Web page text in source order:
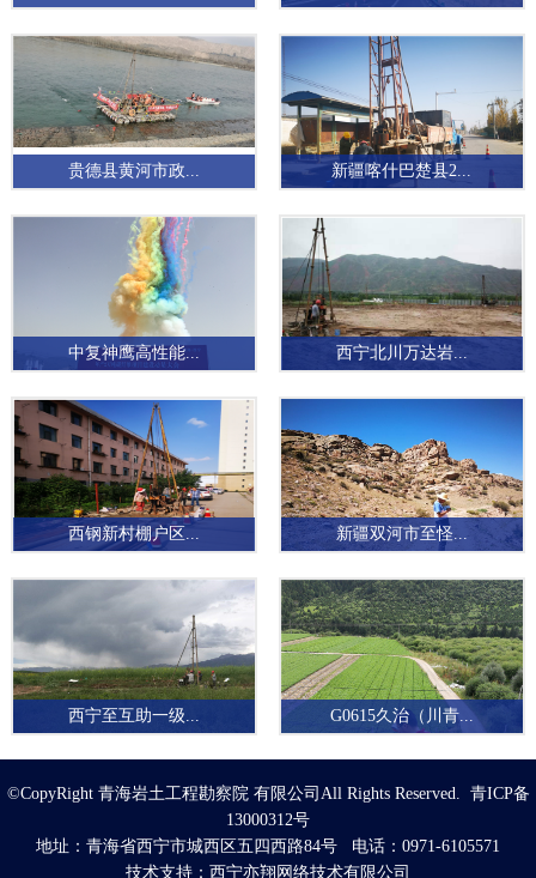
贵德县黄河市政... 新疆喀什巴楚县2...
中复神鹰高性能... 西宁北川万达岩...
西钢新村棚户区... 新疆双河市至怪...
西宁至互助一级... G0615久治（川青...
©CopyRight 青海岩土工程勘察院 有限公司All Rights Reserved. 青ICP备
13000312号
地址：青海省西宁市城西区五四西路84号 电话：0971-6105571
技术支持： 西宁亦翔网络技术有限公司